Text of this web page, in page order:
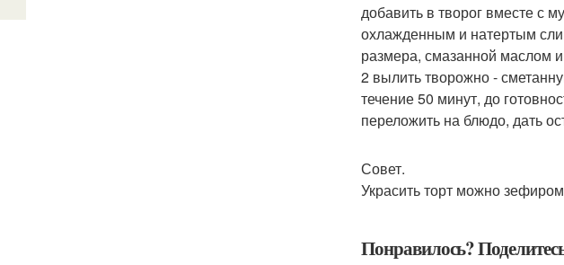
добавить в творог вместе с
охлажденным и натертым
размера, смазанной маслом
2 вылить творожно -
течение 50 минут, до
переложить на блюдо, дать
Совет.
Украсить торт можно
Понравилось?